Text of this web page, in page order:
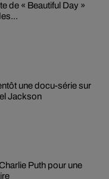
de « Beautiful Day »
une docu-série sur
Jackson
Puth pour une